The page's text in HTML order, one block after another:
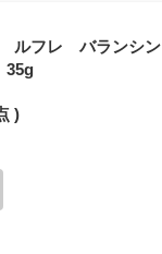
ルフレ バランシン
)